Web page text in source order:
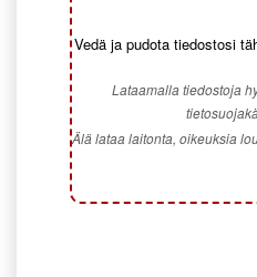
Vedä ja pudota tiedostosi
Lataamalla tiedostoja
Älä lataa laitonta, oikeuksia